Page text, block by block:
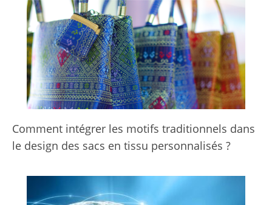
Comment intégrer les motifs traditionnels dans
le design des sacs en tissu personnalisés ?